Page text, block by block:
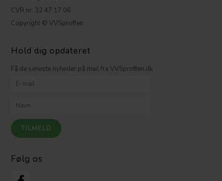
CVR nr: 32 47 17 06
Copyright © VVSproffen
Hold dig opdateret
Få de seneste nyheder på mail fra VVSproffen.dk
Følg os